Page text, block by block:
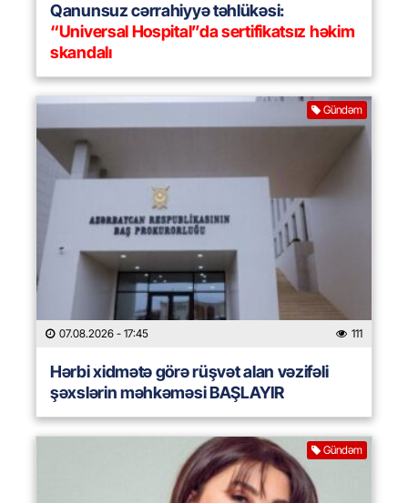
Qanunsuz cərrahiyyə təhlükəsi:
“Universal Hospital”da sertifikatsız həkim
skandalı
Gündəm
07.08.2026 - 17:45 111
Hərbi xidmətə görə rüşvət alan vəzifəli
şəxslərin məhkəməsi BAŞLAYIR
Gündəm